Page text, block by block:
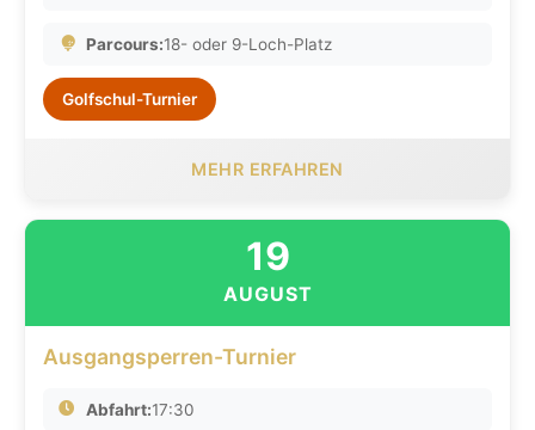
Parcours:18- oder 9-Loch-Platz
Golfschul-Turnier
MEHR ERFAHREN
19
AUGUST
Ausgangsperren-Turnier
Abfahrt:17:30